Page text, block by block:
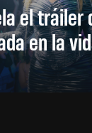
el tráiler
en la